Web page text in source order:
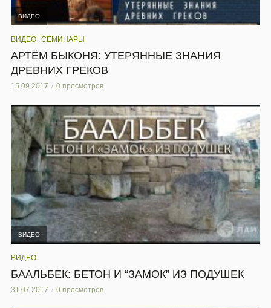
ВИДЕО
ВИДЕО, СЕМИНАРЫ
АРТЁМ БЫКОНЯ: УТЕРЯННЫЕ ЗНАНИЯ
ДРЕВНИХ ГРЕКОВ
15.09.2017 0 просмотров
ВИДЕО
ВИДЕО
БААЛЬБЕК: БЕТОН И “ЗАМОК” ИЗ ПОДУШЕК
31.07.2017 0 просмотров